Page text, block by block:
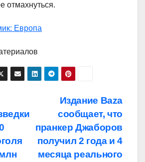
отмахнуться.
Европа
Издание Baza
сообщает, что
пранкер Джаборов
получил 2 года и 4
месяца реального